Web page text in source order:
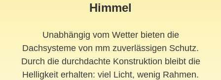
Himmel
Unabhängig vom Wetter bieten die
Dachsysteme von mm zuverlässigen Schutz.
Durch die durchdachte Konstruktion bleibt die
Helligkeit erhalten: viel Licht, wenig Rahmen.